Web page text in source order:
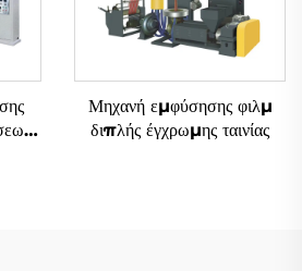
Μηχανή εμφύσησης φιλμ
διπλής έγχρωμης ταινίας